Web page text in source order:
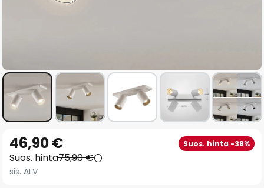
to
the
beginning
46,90 € Suos. hinta -38%
Suos. hinta75,90 €
sis. ALV